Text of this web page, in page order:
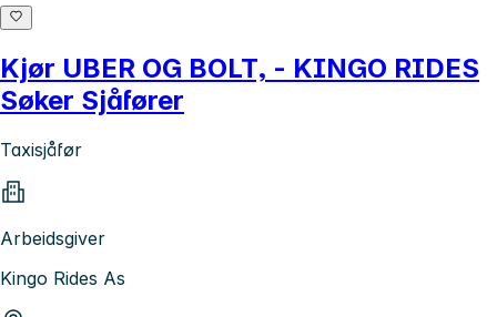
Kjør UBER OG BOLT, - KINGO RIDES
Søker Sjåfører
Taxisjåfør
Arbeidsgiver
Kingo Rides As